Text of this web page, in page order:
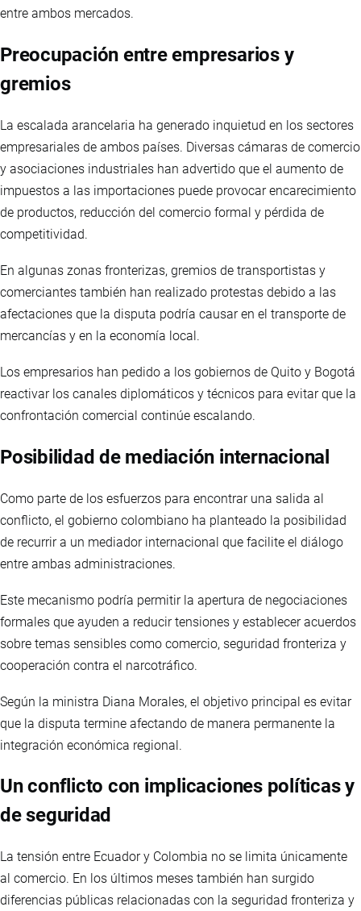
entre ambos mercados.
Preocupación entre empresarios y
gremios
La escalada arancelaria ha generado inquietud en los sectores
empresariales de ambos países. Diversas cámaras de comercio
y asociaciones industriales han advertido que el aumento de
impuestos a las importaciones puede provocar encarecimiento
de productos, reducción del comercio formal y pérdida de
competitividad.
En algunas zonas fronterizas, gremios de transportistas y
comerciantes también han realizado protestas debido a las
afectaciones que la disputa podría causar en el transporte de
mercancías y en la economía local.
Los empresarios han pedido a los gobiernos de Quito y Bogotá
reactivar los canales diplomáticos y técnicos para evitar que la
confrontación comercial continúe escalando.
Posibilidad de mediación internacional
Como parte de los esfuerzos para encontrar una salida al
conflicto, el gobierno colombiano ha planteado la posibilidad
de recurrir a un mediador internacional que facilite el diálogo
entre ambas administraciones.
Este mecanismo podría permitir la apertura de negociaciones
formales que ayuden a reducir tensiones y establecer acuerdos
sobre temas sensibles como comercio, seguridad fronteriza y
cooperación contra el narcotráfico.
Según la ministra Diana Morales, el objetivo principal es evitar
que la disputa termine afectando de manera permanente la
integración económica regional.
Un conflicto con implicaciones políticas y
de seguridad
La tensión entre Ecuador y Colombia no se limita únicamente
al comercio. En los últimos meses también han surgido
diferencias públicas relacionadas con la seguridad fronteriza y